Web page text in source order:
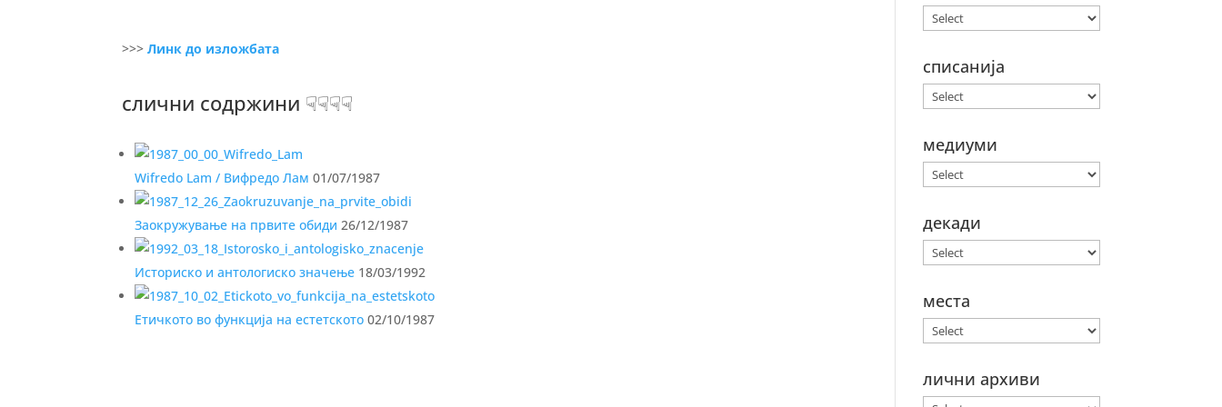
>>>Линк до изложбата
слични содржини ☟☟☟☟
Wifredo Lam / Вифредо Лам 01/07/1987
Заокружување на првите обиди 26/12/1987
Историско и антологиско значење 18/03/1992
Етичкото во функција на естетското 02/10/1987
списанија
медиуми
декади
места
лични архиви